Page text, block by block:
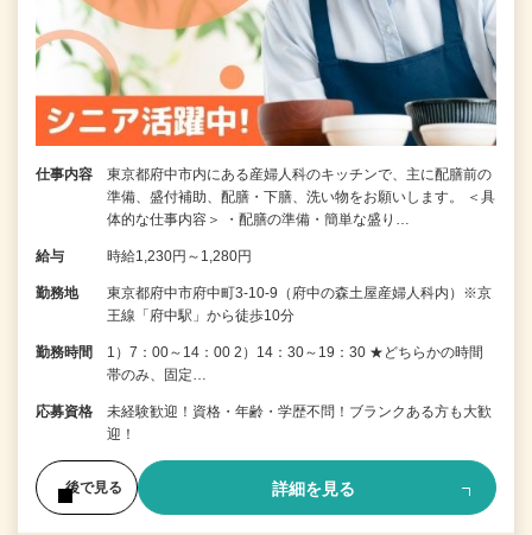
仕事内容
東京都府中市内にある産婦人科のキッチンで、主に配膳前の
準備、盛付補助、配膳・下膳、洗い物をお願いします。 ＜具
体的な仕事内容＞ ・配膳の準備・簡単な盛り…
給与 時給1,230円～1,280円
勤務地
東京都府中市府中町3-10-9（府中の森土屋産婦人科内）※京
王線「府中駅」から徒歩10分
勤務時間
1）7：00～14：00 2）14：30～19：30 ★どちらかの時間
帯のみ、固定…
応募資格
未経験歓迎！資格・年齢・学歴不問！ブランクある方も大歓
迎！
後で見る 詳細を見る